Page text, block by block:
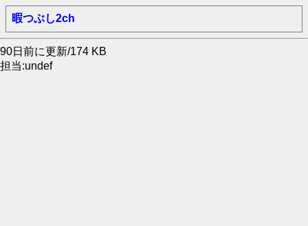
暇つぶし2ch
90日前に更新/174 KB
担当:undef